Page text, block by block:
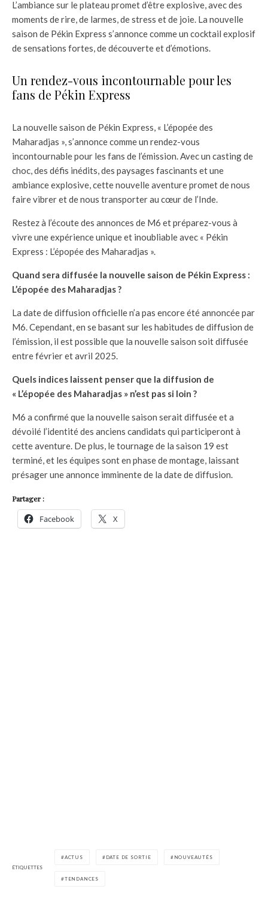
L’ambiance sur le plateau promet d’être explosive, avec des
moments de rire, de larmes, de stress et de joie. La nouvelle
saison de Pékin Express s’annonce comme un cocktail explosif
de sensations fortes, de découverte et d’émotions.
Un rendez-vous incontournable pour les
fans de Pékin Express
La nouvelle saison de Pékin Express, « L’épopée des
Maharadjas », s’annonce comme un rendez-vous
incontournable pour les fans de l’émission. Avec un casting de
choc, des défis inédits, des paysages fascinants et une
ambiance explosive, cette nouvelle aventure promet de nous
faire vibrer et de nous transporter au cœur de l’Inde.
Restez à l’écoute des annonces de M6 et préparez-vous à
vivre une expérience unique et inoubliable avec « Pékin
Express : L’épopée des Maharadjas ».
Quand sera diffusée la nouvelle saison de Pékin Express :
L’épopée des Maharadjas ?
La date de diffusion officielle n’a pas encore été annoncée par
M6. Cependant, en se basant sur les habitudes de diffusion de
l’émission, il est possible que la nouvelle saison soit diffusée
entre février et avril 2025.
Quels indices laissent penser que la diffusion de
« L’épopée des Maharadjas » n’est pas si loin ?
M6 a confirmé que la nouvelle saison serait diffusée et a
dévoilé l’identité des anciens candidats qui participeront à
cette aventure. De plus, le tournage de la saison 19 est
terminé, et les équipes sont en phase de montage, laissant
présager une annonce imminente de la date de diffusion.
Partager :
Facebook X
ÉTIQUETTES
ACTUS DATE DE SORTIE NOUVEAUTÉS
TENDANCES